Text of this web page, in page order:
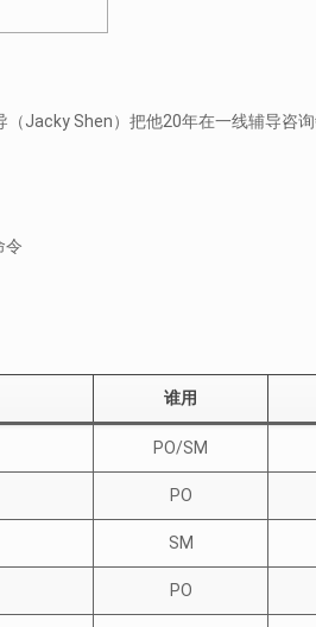
Jacky Shen）把他20年在一线辅导咨
令
谁用
PO/SM
PO
SM
PO